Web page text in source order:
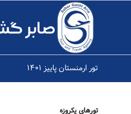
تور ارمنستان پاییز ۱۴۰۱
تورهای یکروزه